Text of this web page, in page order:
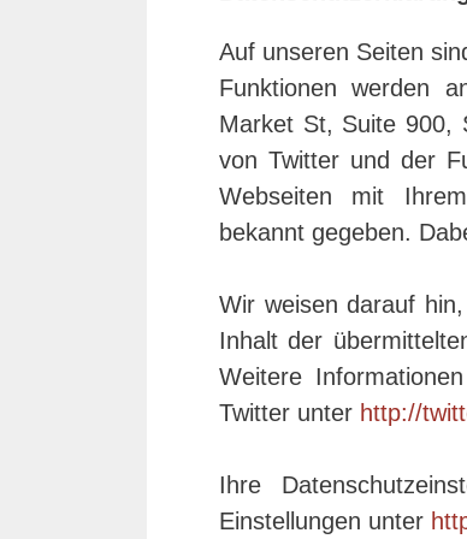
Auf unseren Seiten
Funktionen werden
Market St, Suite 900,
von Twitter und der
Webseiten mit
bekannt gegeben.
Wir weisen darauf
Inhalt der
Weitere
Twitter unter http://
Ihre
Einstellungen unter